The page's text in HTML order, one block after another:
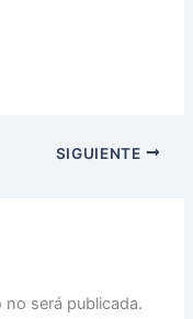
SIGUIENTE
será publicada.